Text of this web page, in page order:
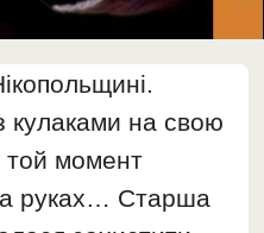
кулаками на свою
той момент
руках… Старша